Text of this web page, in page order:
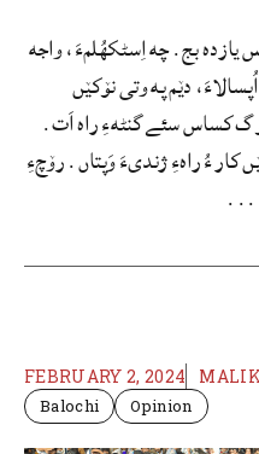
کساس یازده بج. چه اِسٹکهُلمءَ، واجه
دێم په وتی نۆکێں
کساس سئے گنٹهءِ راه اَت.
ءُ راهءِ ژندیءَ وَپتاں. رۆچءِ
...
FEBRUARY 2, 2024
Balochi Opinion